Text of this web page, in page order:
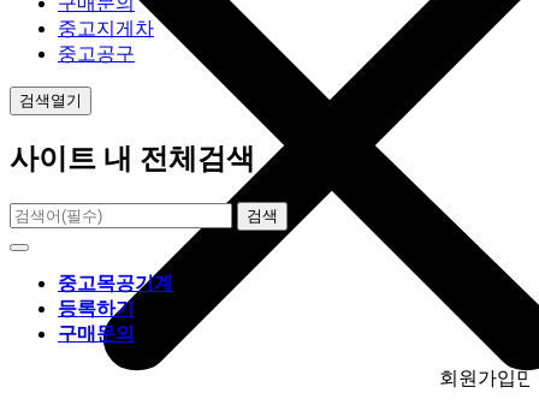
중고지게차
중고공구
검색열기
사이트 내 전체검색
검색
중고목공기계
등록하기
구매문의
회원가입만 하시